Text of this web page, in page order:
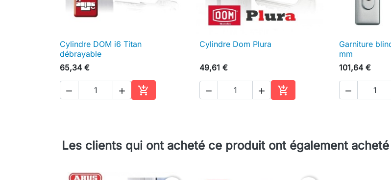
 Aperçu rapide
Cylindre DOM i6 Titan
débrayable
65,34 €
  
Ajouter au panier
 Aperçu rapide
Cylindre Dom Plura
49,61 €
  
Ajouter au panier

Garniture
mm
101,64 €

Les clients qui ont acheté ce produit ont également acheté